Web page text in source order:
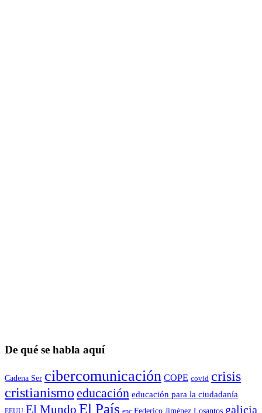
De qué se habla aquí
Cadena Ser cibercomunicación COPE covid crisis
cristianismo educación educación para la ciudadaní­a
EEUU El Mundo El País epc Federico Jiménez Losantos galicia